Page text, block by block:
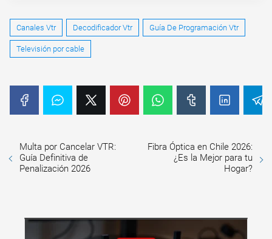
Canales Vtr Decodificador Vtr Guía De Programación Vtr
Televisión por cable
Multa por Cancelar VTR:
Guía Definitiva de
Penalización 2026
Fibra Óptica en Chile 2026:
¿Es la Mejor para tu
Hogar?